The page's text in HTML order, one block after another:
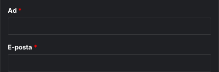
Ad *
E-posta *